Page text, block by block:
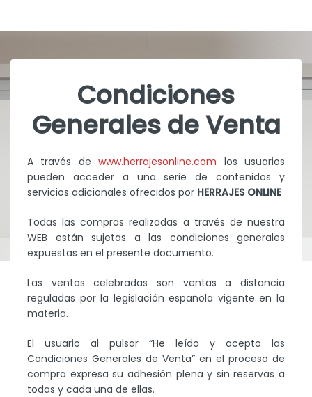
Condiciones
Generales de Venta
A través dewww.herrajesonline.com los usuarios
pueden acceder a una serie de contenidos y
servicios adicionales ofrecidos por HERRAJES ONLINE
Todas las compras realizadas a través de nuestra
WEB están sujetas a las condiciones generales
expuestas en el presente documento.
Las ventas celebradas son ventas a distancia
reguladas por la legislación española vigente en la
materia.
El usuario al pulsar “He leído y acepto las
Condiciones Generales de Venta” en el proceso de
compra expresa su adhesión plena y sin reservas a
todas y cada una de ellas.